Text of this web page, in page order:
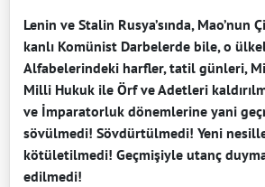
Lenin ve Stalin Rusya’sında, Mao’nun
kanlı Komünist Darbelerde bile, o
Alfabelerindeki harfler, tatil günleri,
Milli Hukuk ile Örf ve Adetleri
ve İmparatorluk dönemlerine yani
sövülmedi! Sövdürtülmedi! Yeni
kötületilmedi! Geçmişiyle utanç
edilmedi!